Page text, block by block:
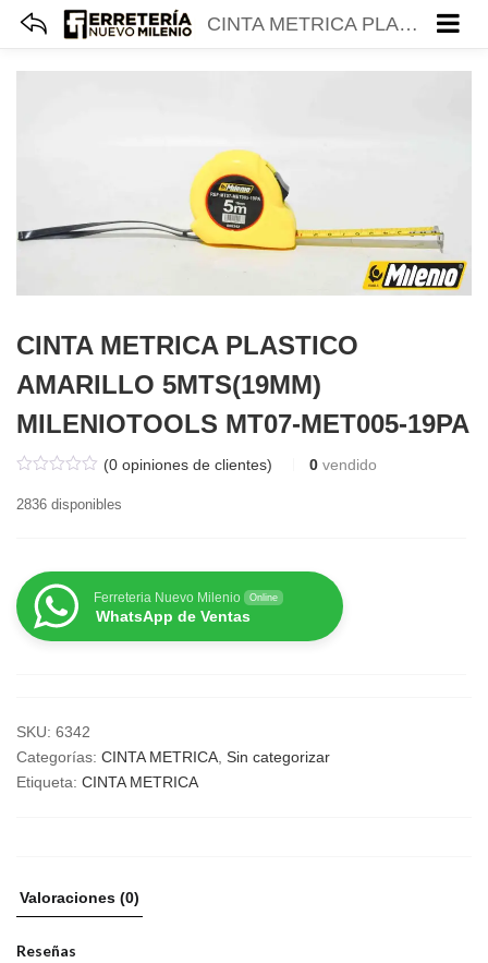
CINTA METRICA PLASTICO AMARILLO 5MTS(19MM) MILENIOTOOLS MT07-MET005-19PA
CINTA METRICA PLASTICO
AMARILLO 5MTS(19MM)
MILENIOTOOLS MT07-MET005-19PA
(0opiniones de clientes) 0 vendido
2836 disponibles
Ferreteria Nuevo Milenio Online
WhatsApp de Ventas
SKU: 6342
Categorías: CINTA METRICA Sin categorizar
Etiqueta: CINTA METRICA
Valoraciones (0)
Reseñas